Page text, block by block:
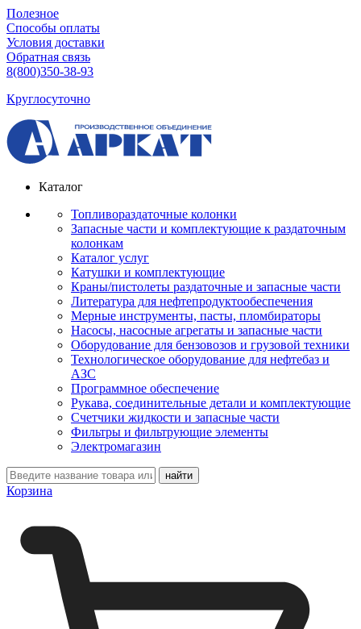
Полезное
Способы оплаты
Условия доставки
Обратная связь
8(800)350-38-93
Круглосуточно
Каталог
Топливораздаточные колонки
Запасные части и комплектующие к раздаточным
колонкам
Каталог услуг
Катушки и комплектующие
Краны/пистолеты раздаточные и запасные части
Литература для нефтепродуктообеспечения
Мерные инструменты, пасты, пломбираторы
Насосы, насосные агрегаты и запасные части
Оборудование для бензовозов и грузовой техники
Технологическое оборудование для нефтебаз и
АЗС
Программное обеспечение
Рукава, соединительные детали и комплектующие
Счетчики жидкости и запасные части
Фильтры и фильтрующие элементы
Электромагазин
Корзина